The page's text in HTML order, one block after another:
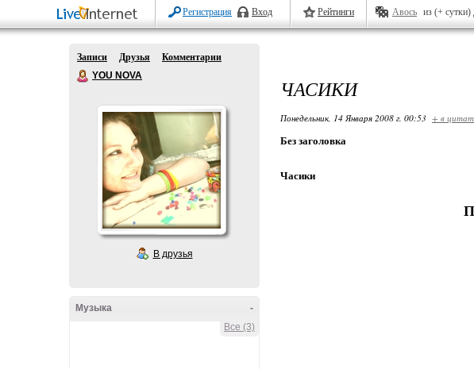
Регистрация Вход Рейтинги Авось из (+ сутки)
Записи Друзья
Комментарии
YOU NOVA
В друзья
-
Музыка
Все (3)
ЧАСИКИ
Понедельник, 14 Января 2008 г. 00:53 + в
Без заголовка
Часики